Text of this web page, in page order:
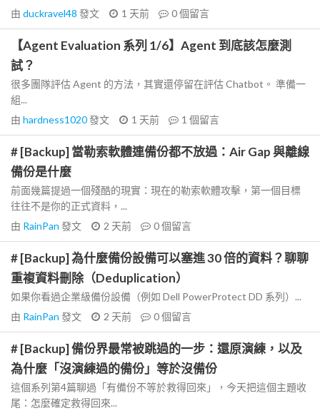
由 duckravel48 發文 1 天前 0個留言
【Agent Evaluation 系列 1/6】Agent 到底該怎麼測
試？
很多團隊評估 Agent 的方法，其實還停留在評估 Chatbot。 準備一
組...
由 hardness1020發文 1 天前 1 個留言
# [Backup] 當勒索軟體連備份都不放過：Air Gap 與離線
備份是什麼
前面幾篇提過一個殘酷的現實：現在的勒索軟體攻擊，第一個目標
往往不是你的正式資料，...
由 RainPan 發文 2 天前 0個留言
# [Backup] 為什麼備份設備可以塞進 30 倍的資料？聊聊
重複資料刪除（Deduplication）
如果你看過企業級備份設備（例如 Dell PowerProtect DD 系列）...
由 RainPan 發文 2 天前 0個留言
# [Backup] 備份界最常被跳過的一步：還原演練，以及
為什麼「沒演練過的備份」等於沒備份
這個系列第4篇聊過「有備份不等於救得回來」，今天把這個主題收
尾：怎麼確定救得回來...